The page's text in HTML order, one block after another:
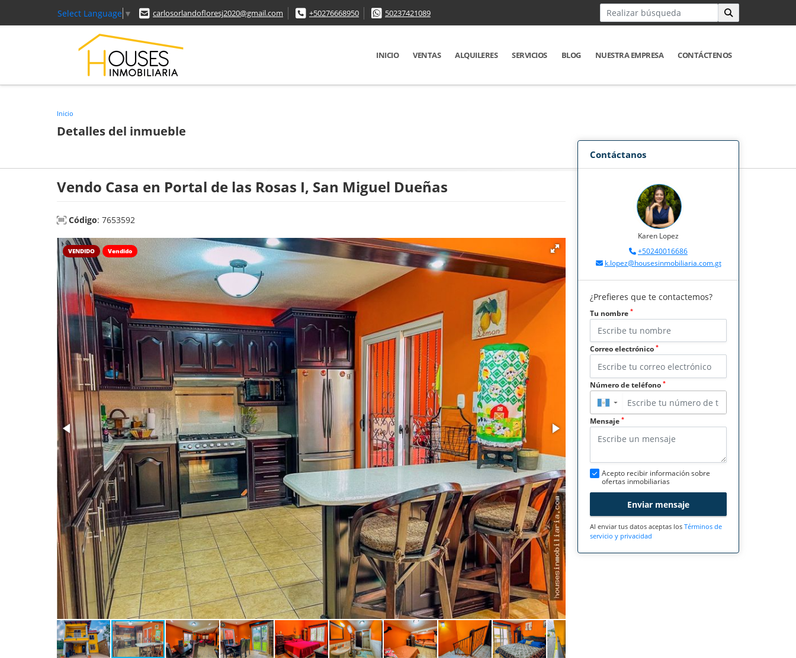
Select Language ▼ carlosorlandofloresj2020@gmail.com +50276668950 50237421089
INICIO VENTAS ALQUILERES SERVICIOS BLOG NUESTRA EMPRESA CONTÁCTENOS
Inicio
Detalles del inmueble
Vendo Casa en Portal de las Rosas I, San Miguel Dueñas
Código: 7653592
VENDIDO Vendido
Contáctanos
Karen Lopez
+50240016686
k.lopez@housesinmobiliaria.com.gt
¿Prefieres que te contactemos?
Tu nombre *
Correo electrónico *
Número de teléfono *
▼
Mensaje *
Acepto recibir información sobre
ofertas inmobiliarias
Enviar mensaje
Al enviar tus datos aceptas los Términos de
servicio y privacidad